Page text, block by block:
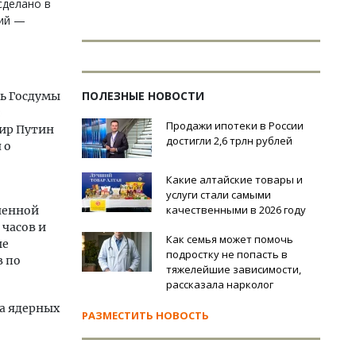
в
—
Госдумы
Путин
о
и
по
ядерных
ПОЛЕЗНЫЕ НОВОСТИ
Продажи ипотеки в России
достигли 2,6 трлн рублей
Какие алтайские товары и
услуги стали самыми
качественными в 2026 году
Как семья может помочь
подростку не попасть в
тяжелейшие зависимости,
рассказала нарколог
РАЗМЕСТИТЬ НОВОСТЬ